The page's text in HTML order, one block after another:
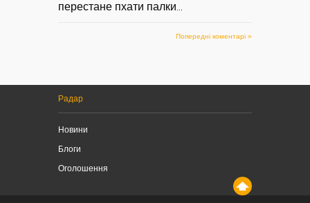
перестане пхати палки...
Попередні коментарі »
Радар
Новини
Блоги
Оголошення